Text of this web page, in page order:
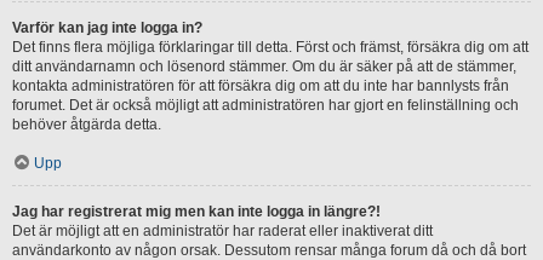
Varför kan jag inte logga in?
Det finns flera möjliga förklaringar till detta. Först och främst, försäkra dig om att
ditt användarnamn och lösenord stämmer. Om du är säker på att de stämmer,
kontakta administratören för att försäkra dig om att du inte har bannlysts från
forumet. Det är också möjligt att administratören har gjort en felinställning och
behöver åtgärda detta.
Upp
Jag har registrerat mig men kan inte logga in längre?!
Det är möjligt att en administratör har raderat eller inaktiverat ditt
användarkonto av någon orsak. Dessutom rensar många forum då och då bort